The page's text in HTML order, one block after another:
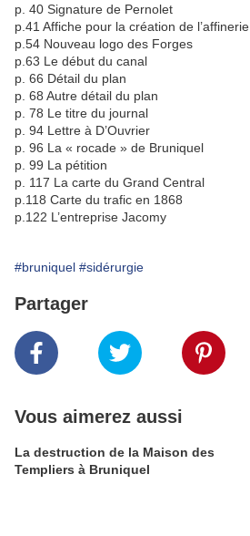
p. 40 Signature de Pernolet
p.41 Affiche pour la création de l’affinerie
p.54 Nouveau logo des Forges
p.63 Le début du canal
p. 66 Détail du plan
p. 68 Autre détail du plan
p. 78 Le titre du journal
p. 94 Lettre à D’Ouvrier
p. 96 La « rocade » de Bruniquel
p. 99 La pétition
p. 117 La carte du Grand Central
p.118 Carte du trafic en 1868
p.122 L’entreprise Jacomy
#bruniquel #sidérurgie
Partager
Vous aimerez aussi
La destruction de la Maison des
Templiers à Bruniquel